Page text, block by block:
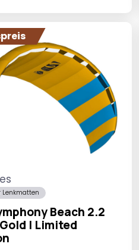
Lenkmatten
Beach 2.2
| Limited